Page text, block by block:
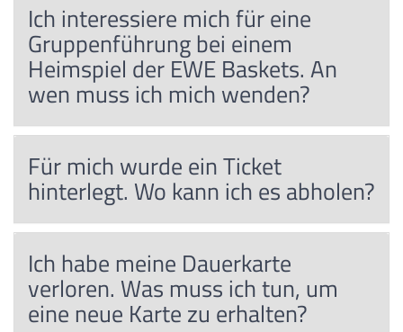
Ich interessiere mich für eine
Gruppenführung bei einem
Heimspiel der EWE Baskets. An
wen muss ich mich wenden?
Für mich wurde ein Ticket
hinterlegt. Wo kann ich es abholen?
Ich habe meine Dauerkarte
verloren. Was muss ich tun, um
eine neue Karte zu erhalten?